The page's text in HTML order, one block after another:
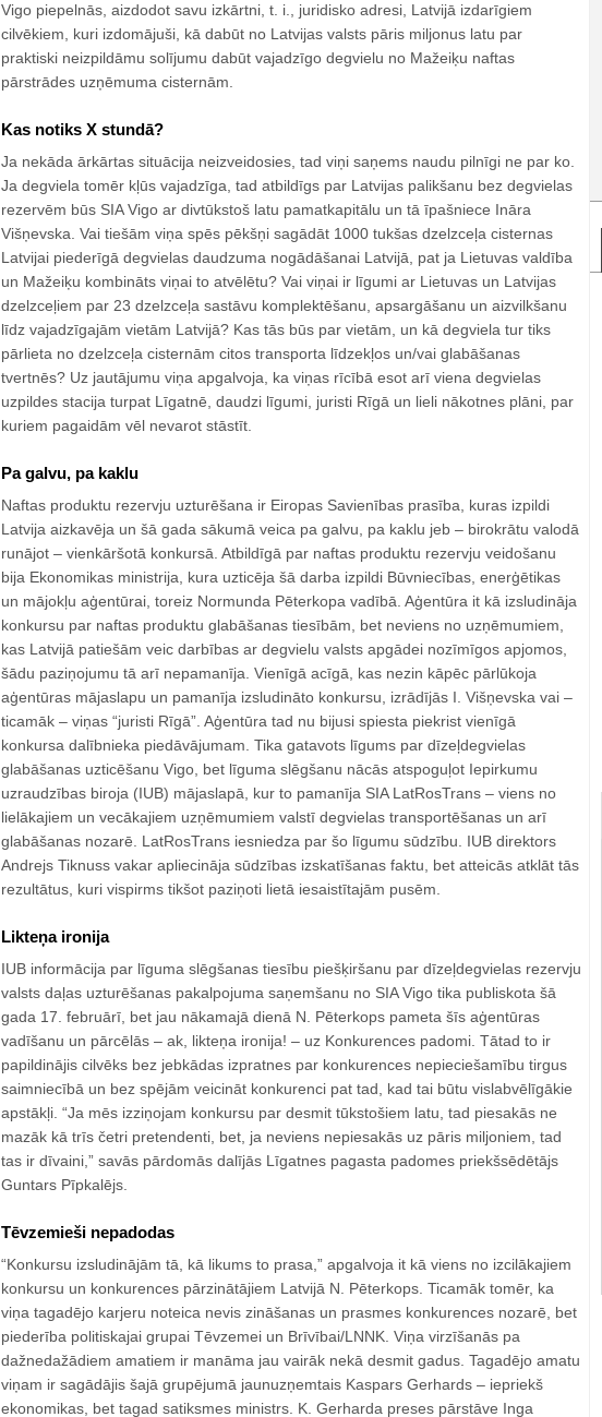
Vigo piepelnās, aizdodot savu izkārtni, t. i., juridisko adresi, Latvijā izdarīgiem
cilvēkiem, kuri izdomājuši, kā dabūt no Latvijas valsts pāris miljonus latu par
praktiski neizpildāmu solījumu dabūt vajadzīgo degvielu no Mažeiķu naftas
pārstrādes uzņēmuma cisternām.
Kas notiks X stundā?
Ja nekāda ārkārtas situācija neizveidosies, tad viņi saņems naudu pilnīgi ne par ko.
Ja degviela tomēr kļūs vajadzīga, tad atbildīgs par Latvijas palikšanu bez degvielas
rezervēm būs SIA Vigo ar divtūkstoš latu pamatkapitālu un tā īpašniece Ināra
Višņevska. Vai tiešām viņa spēs pēkšņi sagādāt 1000 tukšas dzelzceļa cisternas
Latvijai piederīgā degvielas daudzuma nogādāšanai Latvijā, pat ja Lietuvas valdība
un Mažeiķu kombināts viņai to atvēlētu? Vai viņai ir līgumi ar Lietuvas un Latvijas
dzelzceļiem par 23 dzelzceļa sastāvu komplektēšanu, apsargāšanu un aizvilkšanu
līdz vajadzīgajām vietām Latvijā? Kas tās būs par vietām, un kā degviela tur tiks
pārlieta no dzelzceļa cisternām citos transporta līdzekļos un/vai glabāšanas
tvertnēs? Uz jautājumu viņa apgalvoja, ka viņas rīcībā esot arī viena degvielas
uzpildes stacija turpat Līgatnē, daudzi līgumi, juristi Rīgā un lieli nākotnes plāni, par
kuriem pagaidām vēl nevarot stāstīt.
Pa galvu, pa kaklu
Naftas produktu rezervju uzturēšana ir Eiropas Savienības prasība, kuras izpildi
Latvija aizkavēja un šā gada sākumā veica pa galvu, pa kaklu jeb – birokrātu valodā
runājot – vienkāršotā konkursā. Atbildīgā par naftas produktu rezervju veidošanu
bija Ekonomikas ministrija, kura uzticēja šā darba izpildi Būvniecības, enerģētikas
un mājokļu aģentūrai, toreiz Normunda Pēterkopa vadībā. Aģentūra it kā izsludināja
konkursu par naftas produktu glabāšanas tiesībām, bet neviens no uzņēmumiem,
kas Latvijā patiešām veic darbības ar degvielu valsts apgādei nozīmīgos apjomos,
šādu paziņojumu tā arī nepamanīja. Vienīgā acīgā, kas nezin kāpēc pārlūkoja
aģentūras mājaslapu un pamanīja izsludināto konkursu, izrādījās I. Višņevska vai –
ticamāk – viņas “juristi Rīgā”. Aģentūra tad nu bijusi spiesta piekrist vienīgā
konkursa dalībnieka piedāvājumam. Tika gatavots līgums par dīzeļdegvielas
glabāšanas uzticēšanu Vigo, bet līguma slēgšanu nācās atspoguļot Iepirkumu
uzraudzības biroja (IUB) mājaslapā, kur to pamanīja SIA LatRosTrans – viens no
lielākajiem un vecākajiem uzņēmumiem valstī degvielas transportēšanas un arī
glabāšanas nozarē. LatRosTrans iesniedza par šo līgumu sūdzību. IUB direktors
Andrejs Tiknuss vakar apliecināja sūdzības izskatīšanas faktu, bet atteicās atklāt tās
rezultātus, kuri vispirms tikšot paziņoti lietā iesaistītajām pusēm.
Likteņa ironija
IUB informācija par līguma slēgšanas tiesību piešķiršanu par dīzeļdegvielas rezervju
valsts daļas uzturēšanas pakalpojuma saņemšanu no SIA Vigo tika publiskota šā
gada 17. februārī, bet jau nākamajā dienā N. Pēterkops pameta šīs aģentūras
vadīšanu un pārcēlās – ak, likteņa ironija! – uz Konkurences padomi. Tātad to ir
papildinājis cilvēks bez jebkādas izpratnes par konkurences nepieciešamību tirgus
saimniecībā un bez spējām veicināt konkurenci pat tad, kad tai būtu vislabvēlīgākie
apstākļi. “Ja mēs izziņojam konkursu par desmit tūkstošiem latu, tad piesakās ne
mazāk kā trīs četri pretendenti, bet, ja neviens nepiesakās uz pāris miljoniem, tad
tas ir dīvaini,” savās pārdomās dalījās Līgatnes pagasta padomes priekšsēdētājs
Guntars Pīpkalējs.
Tēvzemieši nepadodas
“Konkursu izsludinājām tā, kā likums to prasa,” apgalvoja it kā viens no izcilākajiem
konkursu un konkurences pārzinātājiem Latvijā N. Pēterkops. Ticamāk tomēr, ka
viņa tagadējo karjeru noteica nevis zināšanas un prasmes konkurences nozarē, bet
piederība politiskajai grupai Tēvzemei un Brīvībai/LNNK. Viņa virzīšanās pa
dažnedažādiem amatiem ir manāma jau vairāk nekā desmit gadus. Tagadējo amatu
viņam ir sagādājis šajā grupējumā jaunuzņemtais Kaspars Gerhards – iepriekš
ekonomikas, bet tagad satiksmes ministrs. K. Gerharda preses pārstāve Inga